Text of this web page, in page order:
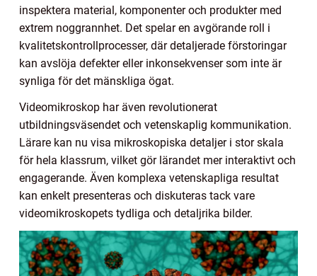
inspektera material, komponenter och produkter med
extrem noggrannhet. Det spelar en avgörande roll i
kvalitetskontrollprocesser, där detaljerade förstoringar
kan avslöja defekter eller inkonsekvenser som inte är
synliga för det mänskliga ögat.
Videomikroskop har även revolutionerat
utbildningsväsendet och vetenskaplig kommunikation.
Lärare kan nu visa mikroskopiska detaljer i stor skala
för hela klassrum, vilket gör lärandet mer interaktivt och
engagerande. Även komplexa vetenskapliga resultat
kan enkelt presenteras och diskuteras tack vare
videomikroskopets tydliga och detaljrika bilder.